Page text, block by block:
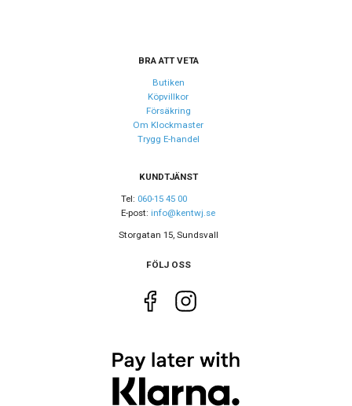
BRA ATT VETA
Butiken
Köpvillkor
Försäkring
Om Klockmaster
Trygg E-handel
KUNDTJÄNST
Tel: 060-15 45 00
E-post: info@kentwj.se
Storgatan 15, Sundsvall
FÖLJ OSS